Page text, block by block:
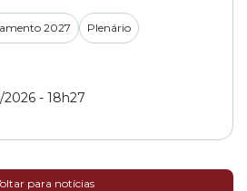
LDO (Lei de Diretrizes
O texto apresenta as receitas e
que vem. O orçamento está
2027 Plenário
- 18h27
para notícias